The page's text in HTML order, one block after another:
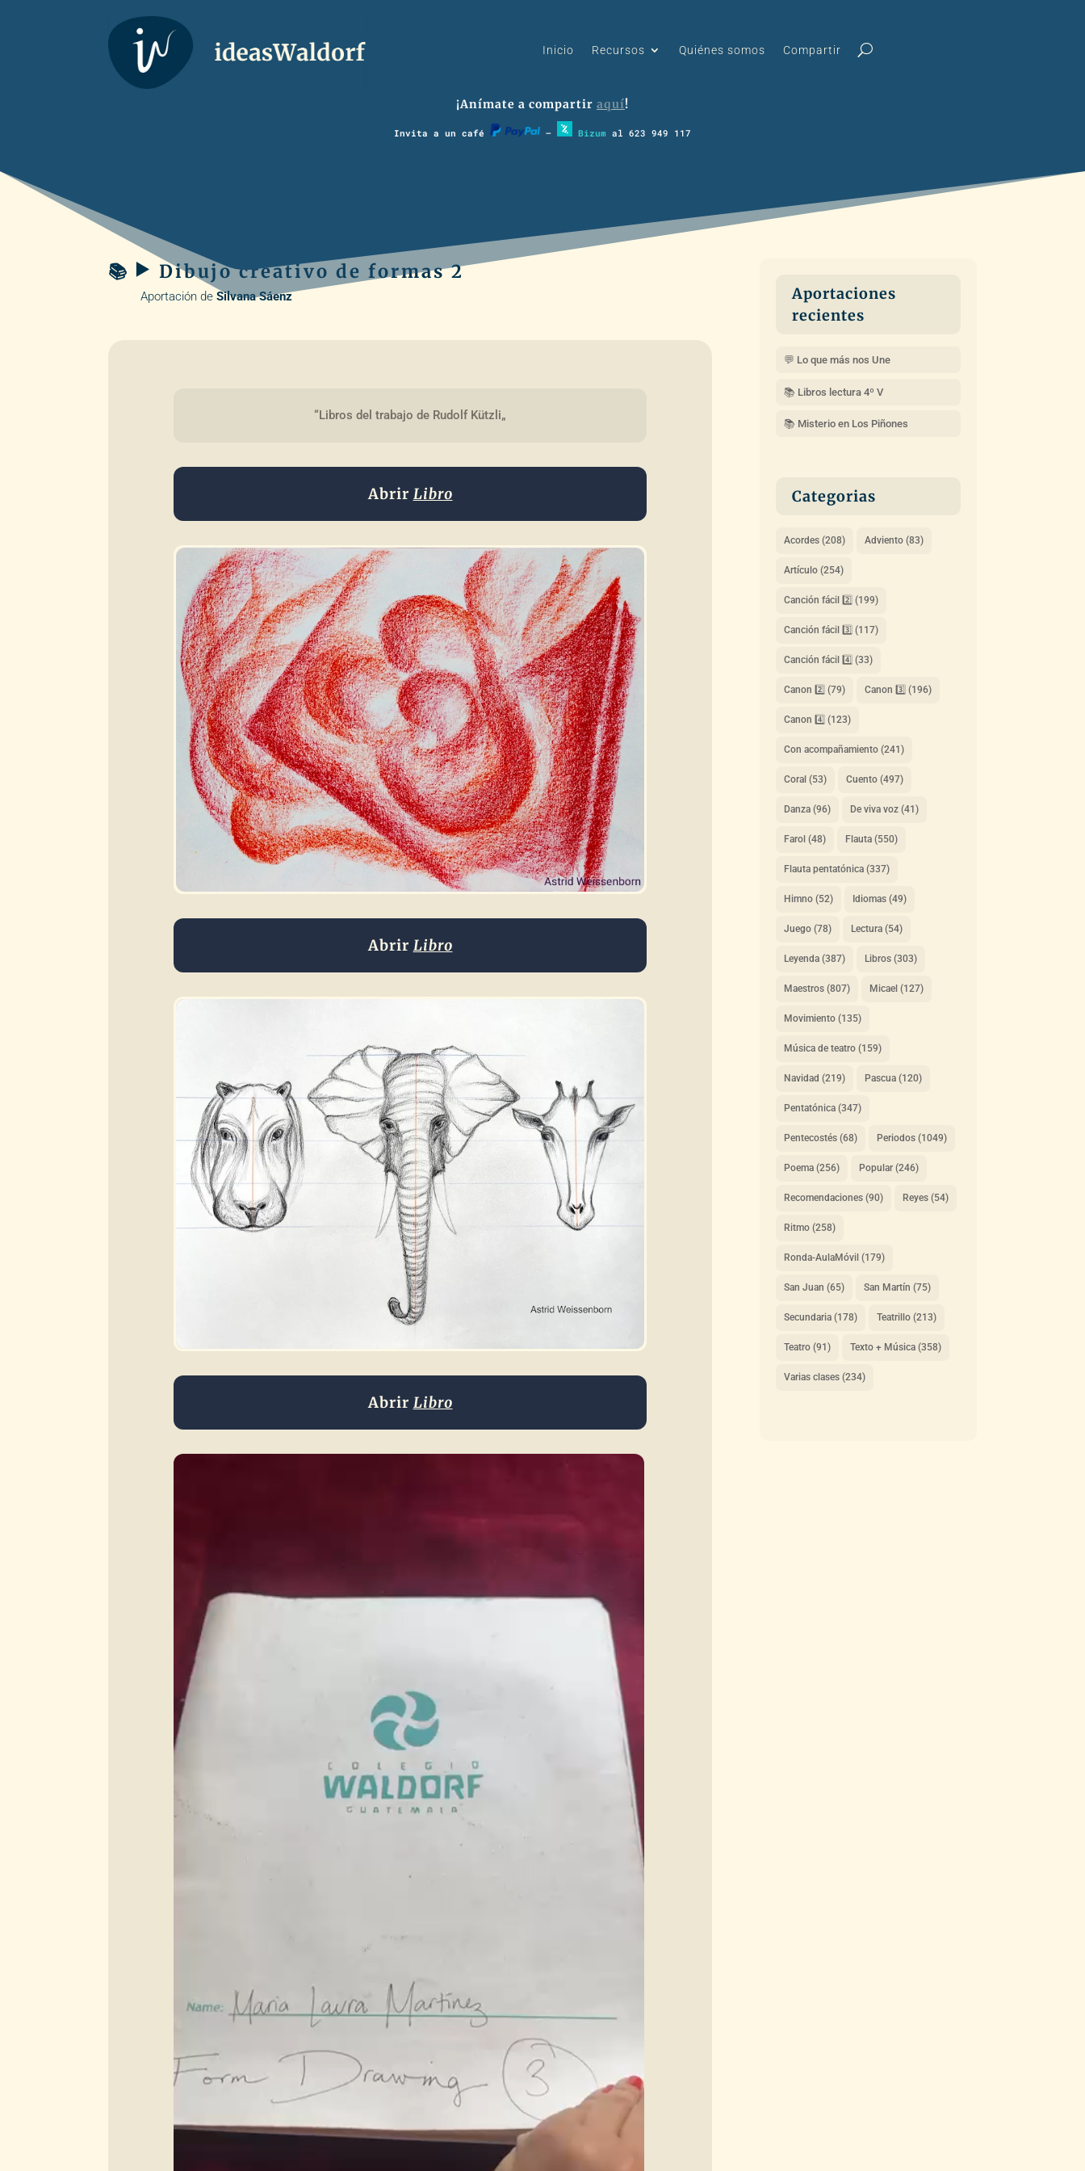
Inicio Recursos Quiénes somos Compartir
¡Anímate a compartir aquí!
Invita a un café – Bizum al 623 949 117
📚 ▶️ Dibujo creativo de formas 2
Aportación deSilvana Sáenz
“Libros del trabajo de Rudolf Kützli„
Abrir Libro
Abrir Libro
Abrir Libro
Aportaciones
recientes
💬 Lo que más nos Une
📚 Libros lectura 4º V
📚 Misterio en Los Piñones
Categorias
Acordes(208) Adviento(83)
Artículo(254)
Canción fácil 2️⃣ (199)
Canción fácil 3️⃣ (117)
Canción fácil 4️⃣ (33)
Canon 2️⃣ (79) Canon 3️⃣ (196)
Canon 4️⃣ (123)
Con acompañamiento(241)
Coral (53) Cuento(497)
Danza(96) De viva voz(41)
Farol (48) Flauta(550)
Flauta pentatónica(337)
Himno(52) Idiomas(49)
Juego(78) Lectura(54)
Leyenda(387) Libros(303)
Maestros(807) Micael (127)
Movimiento(135)
Música de teatro(159)
Navidad (219) Pascua(120)
Pentatónica(347)
Pentecostés(68) Periodos(1049)
Poema(256) Popular(246)
Recomendaciones(90) Reyes(54)
Ritmo(258)
Ronda-AulaMóvil (179)
San Juan (65) San Martín (75)
Secundaria(178) Teatrillo(213)
Teatro(91) Texto + Música(358)
Varias clases(234)